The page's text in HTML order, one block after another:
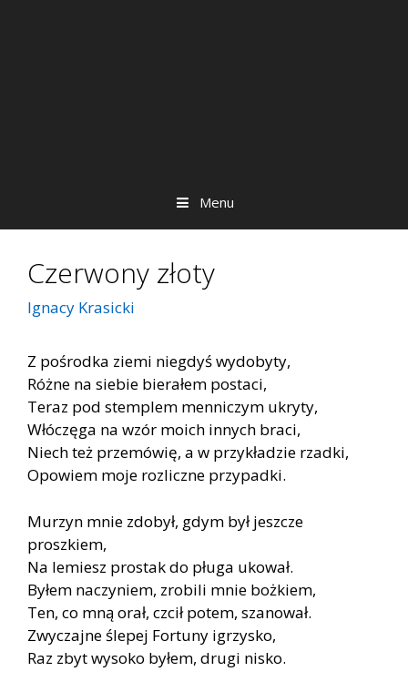
Menu
Czerwony złoty
Ignacy Krasicki
Z pośrodka ziemi niegdyś wydobyty,
Różne na siebie bierałem postaci,
Teraz pod stemplem menniczym ukryty,
Włóczęga na wzór moich innych braci,
Niech też przemówię, a w przykładzie rzadki,
Opowiem moje rozliczne przypadki.
Murzyn mnie zdobył, gdym był jeszcze
proszkiem,
Na lemiesz prostak do pługa ukował.
Byłem naczyniem, zrobili mnie bożkiem,
Ten, co mną orał, czcił potem, szanował.
Zwyczajne ślepej Fortuny igrzysko,
Raz zbyt wysoko byłem, drugi nisko.